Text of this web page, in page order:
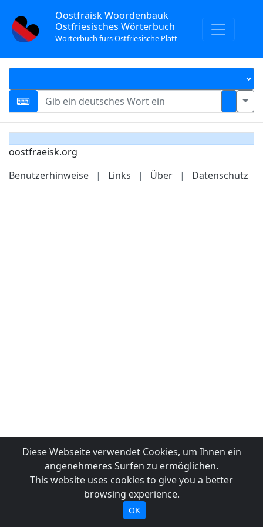
Oostfräisk Woordenbauk
Ostfriesisches Wörterbuch
Wörterbuch fürs Ostfriesische Platt
oostfraeisk.org
Benutzerhinweise
| Links | Über | Datenschutz
Diese Webseite verwendet Cookies, um Ihnen ein
angenehmeres Surfen zu ermöglichen.
This website uses cookies to give you a better
browsing experience.
OK